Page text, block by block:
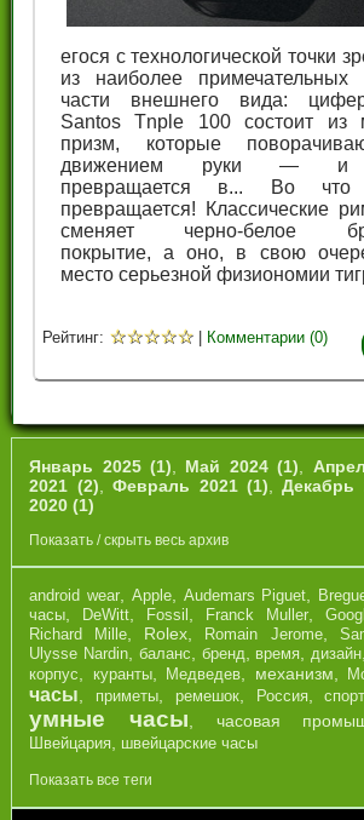
егося с технологической точки
из наиболее примечательных
части внешнего вида:
Santos Tnple 100 состоит из
призм, которые
движением руки — и
превращается в... Во
превращается! Классические
сменяет черно-белое
покрытие, а оно, в свою
место серьезной физиономии
Рейтинг: ☆☆☆☆☆ Комментарии (0)
Январь 2025 (1) Май 2024 (1)
2021 (2) ,Февраль 2021 (1) ,Декабрь
2020 (1)
Показать / скрыть весь архив
android wear, Apple, Audemars Piguet,
часы, DeWitt, Fossil , Franck Muller,
Richard Mille, Rolex, Romain Jerome,
Ulysse Nardin, баланс, бренд, время,дизайн,
корпус, куранты, Медведев, механизм,
часы, приметы, ремешок, Россия,спорт
умные часы, часовая
Швейцария, швейцарские часы
Показать все теги